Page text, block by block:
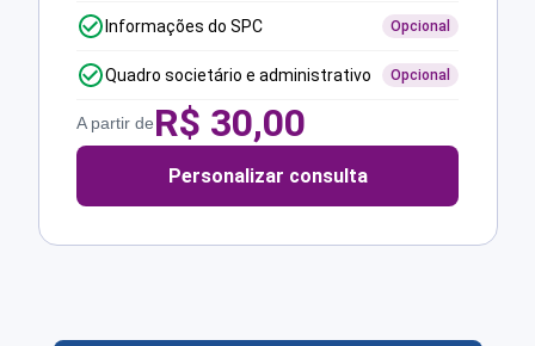
Informações do SPC Opcional
Quadro societário e administrativo Opcional
A partir deR$ 30,00
Personalizar consulta